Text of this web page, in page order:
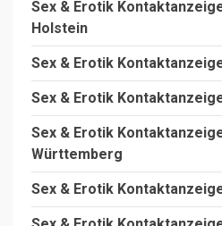
Sex & Erotik
Holstein
Sex & Erotik
Sex & Erotik
Sex & Erotik
Württemberg
Sex & Erotik